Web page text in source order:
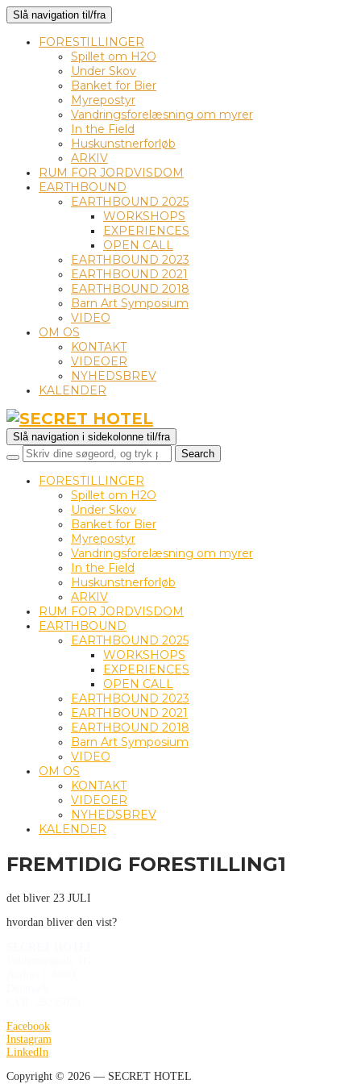
Slå navigation til/fra
FORESTILLINGER
Spillet om H2O
Under Skov
Banket for Bier
Myrepostyr
Vandringsforelæsning om myrer
In the Field
Huskunstnerforløb
ARKIV
RUM FOR JORDVISDOM
EARTHBOUND
EARTHBOUND 2025
WORKSHOPS
EXPERIENCES
OPEN CALL
EARTHBOUND 2023
EARTHBOUND 2021
EARTHBOUND 2018
Barn Art Symposium
VIDEO
OM OS
KONTAKT
VIDEOER
NYHEDSBREV
KALENDER
Slå navigation i sidekolonne til/fra
FORESTILLINGER
Spillet om H2O
Under Skov
Banket for Bier
Myrepostyr
Vandringsforelæsning om myrer
In the Field
Huskunstnerforløb
ARKIV
RUM FOR JORDVISDOM
EARTHBOUND
EARTHBOUND 2025
WORKSHOPS
EXPERIENCES
OPEN CALL
EARTHBOUND 2023
EARTHBOUND 2021
EARTHBOUND 2018
Barn Art Symposium
VIDEO
OM OS
KONTAKT
VIDEOER
NYHEDSBREV
KALENDER
FREMTIDIG FORESTILLING1
det bliver 23 JULI
hvordan bliver den vist?
Facebook
Instagram
LinkedIn
Copyright © 2026 — SECRET HOTEL